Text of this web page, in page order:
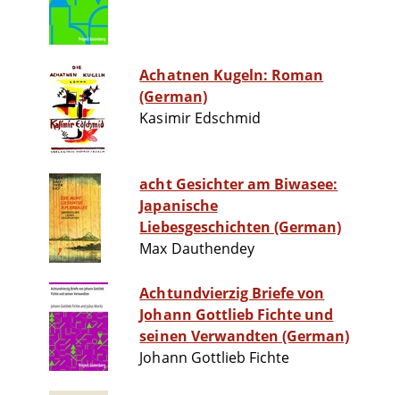
Achatnen Kugeln: Roman
(German)
Kasimir Edschmid
acht Gesichter am Biwasee:
Japanische
Liebesgeschichten (German)
Max Dauthendey
Achtundvierzig Briefe von
Johann Gottlieb Fichte und
seinen Verwandten (German)
Johann Gottlieb Fichte